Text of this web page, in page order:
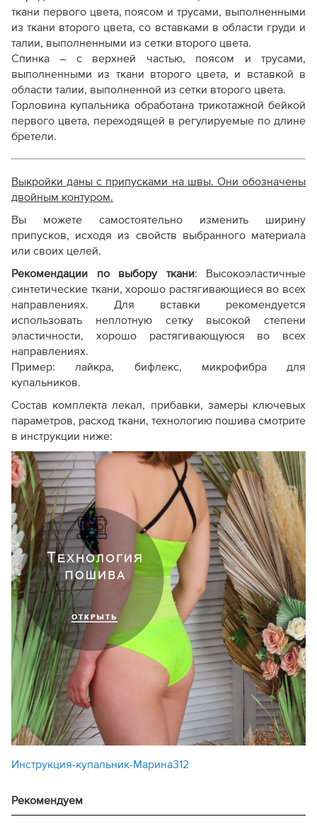
ткани первого цвета, поясом и трусами, выполненными
из ткани второго цвета, со вставками в области груди и
талии, выполненными из сетки второго цвета.
Спинка – с верхней частью, поясом и трусами,
выполненными из ткани второго цвета, и вставкой в
области талии, выполненной из сетки второго цвета.
Горловина купальника обработана трикотажной бейкой
первого цвета, переходящей в регулируемые по длине
бретели.
Выкройки даны с припусками на швы. Они обозначены
двойным контуром.
Вы можете самостоятельно изменить ширину
припусков, исходя из свойств выбранного материала
или своих целей.
Рекомендации по выбору ткани:
Высокоэластичные
синтетические ткани, хорошо растягивающиеся во всех
направлениях. Для вставки рекомендуется
использовать неплотную сетку высокой степени
эластичности, хорошо растягивающуюся во всех
направлениях.
Пример: лайкра, бифлекс, микрофибра для
купальников.
Состав комплекта лекал, прибавки, замеры ключевых
параметров, расход ткани, технологию пошива смотрите
в инструкции ниже:
Инструкция-купальник-Марина312
Рекомендуем